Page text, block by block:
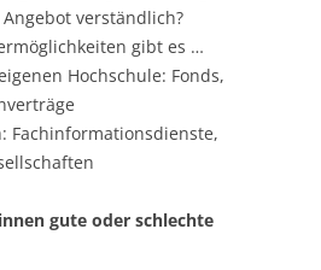
Angebot verständlich?
gibt es …
Hochschule: Fonds,
Fachinformationsdienste,
gute oder schlechte